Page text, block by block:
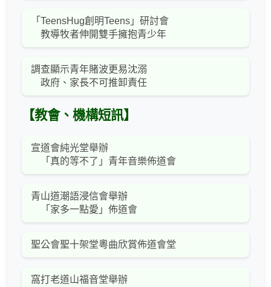
「TeensHug創明Teens」研討會
教導牧者伸開雙手擁抱青少年
調查顯示青年賭波更易沈溺
政府、家長不可推卸責任
【教會、機構短訊】
宣道會純光堂舉辦
「真的等不了」青年音樂佈道會
青山道潮語浸信會舉辦
「家多一點愛」佈道會
聖公會聖十架堂粵曲欣賞佈道會堂
窩打老道山福音堂舉辦